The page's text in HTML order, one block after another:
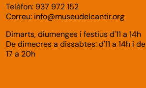
Telèfon: 937 972 152
Correu: info@museudelcantir.org
Dimarts, diumenges i festius d'11 a 14h
De dimecres a dissabtes: d'11 a 14h i de
17 a 20h